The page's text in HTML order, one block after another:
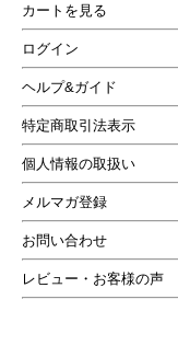
カー
ロ
ヘル
特定商
個人情
メル
お問
レビュー